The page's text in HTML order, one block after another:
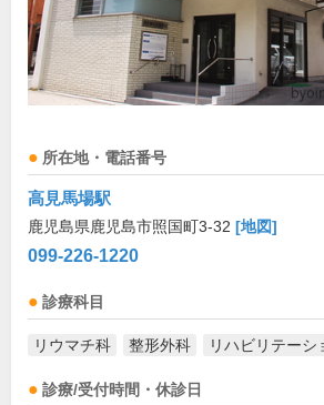
所在地・電話番号
高見馬場駅
鹿児島県鹿児島市照国町3-32 [地図]
099-226-1220
診療科目
リウマチ科 整形外科 リハビリテーシ
診療/受付時間・休診日